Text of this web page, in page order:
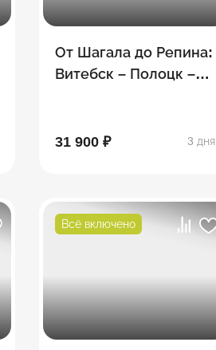
От Шагала до Репина:
Витебск – Полоцк –
Смоленск
31 900 ₽ 3 дня
Всё включено